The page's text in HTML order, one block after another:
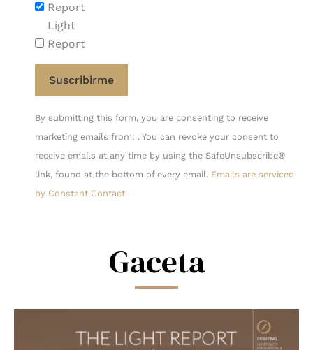
Report
Light
Report
Constant
Contact
Use.
Please
leave
By submitting this form, you are consenting to receive
marketing emails from: . You can revoke your consent to
receive emails at any time by using the SafeUnsubscribe®
link, found at the bottom of every email. Emails are serviced
by Constant Contact
Gaceta